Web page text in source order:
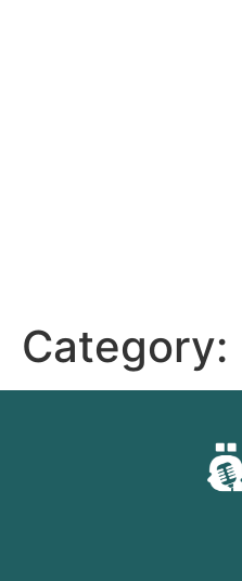
Category: